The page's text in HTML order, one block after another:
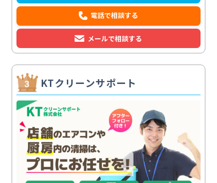
電話で相談する
メールで相談する
KTクリーンサポート